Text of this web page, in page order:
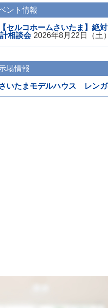
ント情報
【セルコホームさいたま】絶
相談会 2026年8月22日（土
場情報
さいたまモデルハウス レン